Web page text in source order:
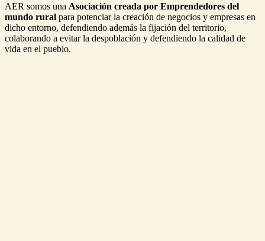
AER somos una Asociación creada por Emprendedores del
mundo rural para potenciar la creación de negocios y empresas en
dicho entorno, defendiendo además la fijación del territorio,
colaborando a evitar la despoblación y defendiendo la calidad de
vida en el pueblo.